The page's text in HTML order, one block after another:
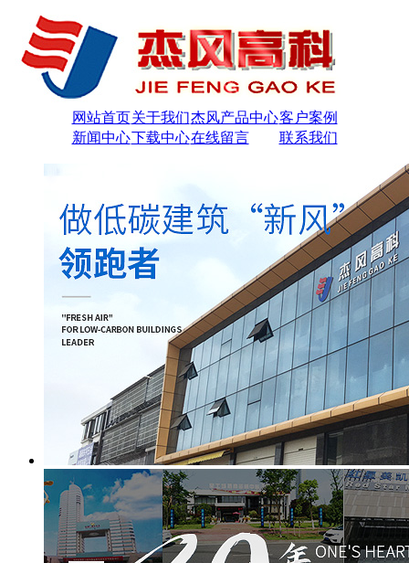
网站首页关于我们杰风产品中心客户案例
新闻中心下载中心在线留言 联系我们